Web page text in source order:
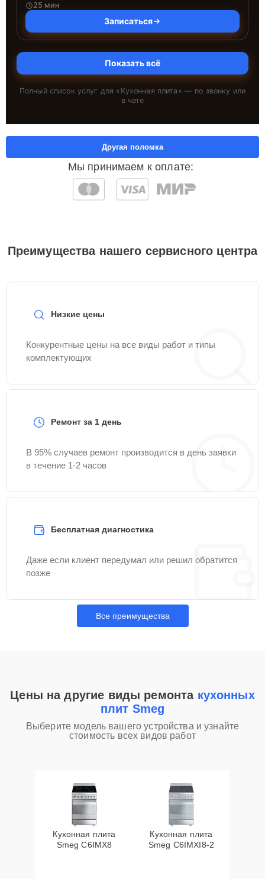
25 мин
Записаться
Показать всё
Полный список услуг для « Кухонная плита » — по звонку или
в чате
Мы принимаем к оплате:
Другая поломка
Преимущества нашего сервисного центра
Низкие цены
Конкурентные цены на все виды работ и типы
комплектующих
Ремонт за 1 день
В 95% случаев ремонт производится в день заявки
в течение 1-2 часов
Бесплатная диагностика
Даже если клиент передумал или решил обратится
позже
Все преимущества
Цены на другие виды ремонта кухонных
плит Smeg
Выберите модель вашего устройства и узнайте
стоимость всех видов работ
Кухонная плита
Smeg C6IMX8
Кухонная плита
Smeg C6IMXI8-2